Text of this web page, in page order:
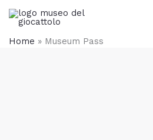
contenuto
Vai
Home » Museum Pass